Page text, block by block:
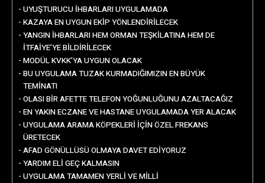
UYUŞTURUCU İHBARLARI UYGULAMADA
KAZAYA EN UYGUN EKİP YÖNLENDİRİLECEK
YANGIN İHBARLARI HEM ORMAN TEŞKİLATINA HEM DE
İTFAİYE’YE BİLDİRİLECEK
MODÜL KVKK’YA UYGUN OLACAK
BU UYGULAMA TUZAK KURMADIĞIMIZIN EN BÜYÜK
TEMİNATI
OLASI BİR AFETTE TELEFON YOĞUNLUĞUNU AZALTACAĞIZ
EN YAKIN ECZANE VE HASTANE UYGULAMADA YER ALACAK
UYGULAMA ARAMA KÖPEKLERİ İÇİN ÖZEL FREKANS
ÜRETECEK
AFAD GÖNÜLLÜSÜ OLMAYA DAVET EDİYORUZ
YARDIM ELİ GEÇ KALMASIN
UYGULAMA TAMAMEN YERLİ VE MİLLİ